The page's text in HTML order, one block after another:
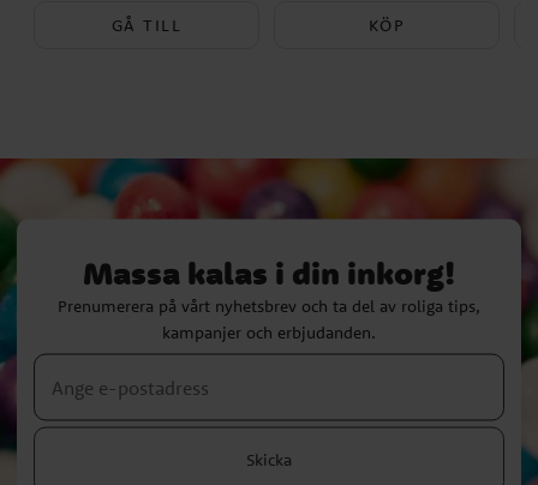
GÅ TILL KÖP
Massa kalas i din inkorg!
Prenumerera på vårt nyhetsbrev och ta del av roliga tips,
kampanjer och erbjudanden.
Skicka